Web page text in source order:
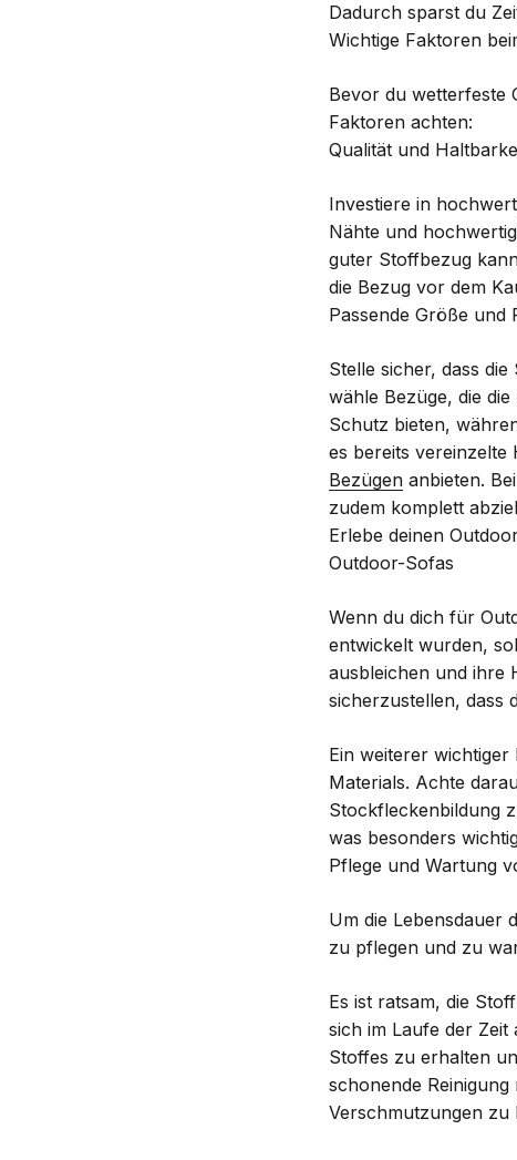
Dadurch sparst du
Wichtige Faktoren
Bevor du wetterfeste
Faktoren achten:
Qualität und
Investiere in
Nähte und
guter Stoffbezug
die Bezug vor dem
Passende Größe
Stelle sicher, dass
wähle Bezüge, die
Schutz bieten,
es bereits vereinzelte
Bezügen anbieten.
zudem komplett
Erlebe deinen
Outdoor-Sofas
Wenn du dich für
entwickelt wurden,
ausbleichen und ihre
sicherzustellen, dass
Ein weiterer
Materials. Achte
Stockfleckenbildung
was besonders
Pflege und Wartung
Um die Lebensdauer
zu pflegen und zu
Es ist ratsam, die
sich im Laufe der Zeit
Stoffes zu erhalten
schonende
Verschmutzungen zu